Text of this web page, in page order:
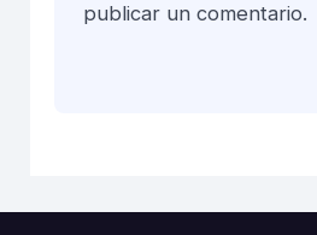
publicar un comentario.